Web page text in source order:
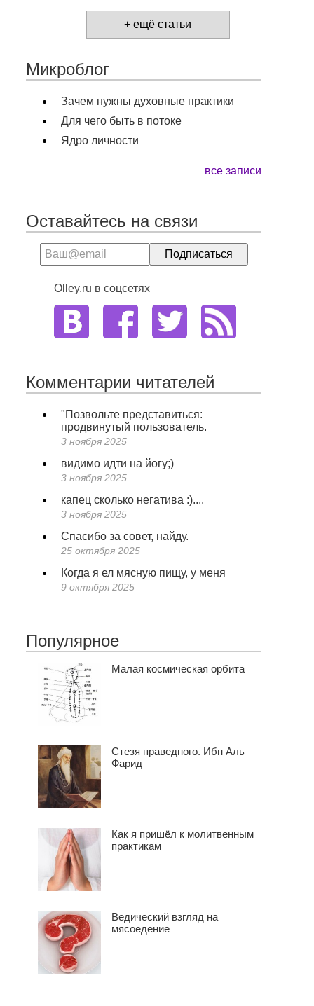
+ ещё статьи
Микроблог
Зачем нужны духовные практики
Для чего быть в потоке
Ядро личности
все записи
Оставайтесь на связи
Olley.ru в соцсетях
Комментарии читателей
"Позвольте представиться:
продвинутый пользователь.
3 ноября 2025
видимо идти на йогу;)
3 ноября 2025
капец сколько негатива :)....
3 ноября 2025
Спасибо за совет, найду.
25 октября 2025
Когда я ел мясную пищу, у меня
9 октября 2025
Популярное
Малая космическая орбита
Стезя праведного. Ибн Аль
Фарид
Как я пришёл к молитвенным
практикам
Ведический взгляд на
мясоедение